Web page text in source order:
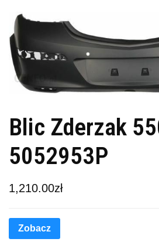
Blic Zderzak
5052953P
1,210.00zł
Zobacz